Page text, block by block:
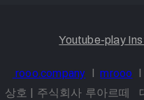
Youtube-play
rooo.company lmrooo l
상호 | 주식회사 루아르떼